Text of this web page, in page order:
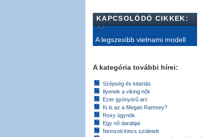
KAPCSOLÓDÓ CIKKEK:
A legszexibb vietnami modell
A kategória további hírei:
Szépség és kitartás
Ilyenek a viking nők
Ezer gyönyörű arc
Ki is az a Megan Ramsey?
Roxy ügynök
Egy nő darabjai
Nemzeti kincs született